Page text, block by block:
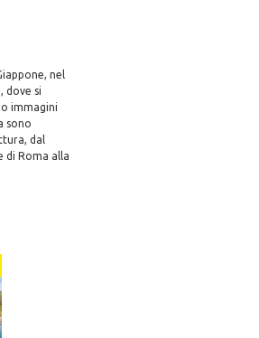
nel
dove si
immagini
sono
dal
di Roma alla